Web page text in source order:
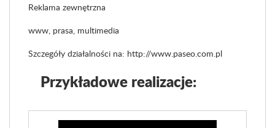
Reklama zewnętrzna
www, prasa, multimedia
Szczegóły działalności na: http://www.paseo.com.pl
Przykładowe realizacje: